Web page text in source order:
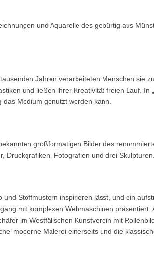
und Aquarelle des gebürtig aus
Jahren verarbeiteten Menschen sie zu
und ließen ihrer Kreativität freien Lauf. In
Medium genutzt werden kann.
großformatigen Bilder des
Druckgrafiken, Fotografien und drei Skulpturen.
und Stoffmustern inspirieren lässt, und ein
mit komplexen Webmaschinen präsentiert.
im Westfälischen Kunstverein mit
moderne Malerei einerseits und die